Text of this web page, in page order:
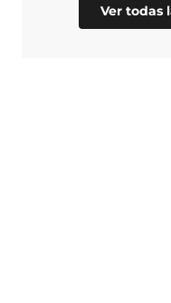
Ver todas